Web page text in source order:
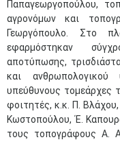
Παπαγεωργοπούλου,
αγρονόμων και
Γεωργόπουλο. Στο
εφαρμόστηκαν
αποτύπωσης,
και ανθρωπολογικού
υπεύθυνους τομεάρχες
φοιτητές, κ.κ. Π. Βλάχου,
Κωστοπούλου, Έ.
τους τοπογράφους Α.